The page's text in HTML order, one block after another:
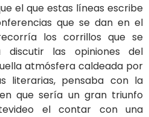
el que estas líneas escribe
que se dan en el
los corrillos que se
discutir las opiniones del
atmósfera caldeada por
literarias, pensaba con la
que sería un gran triunfo
el contar con una